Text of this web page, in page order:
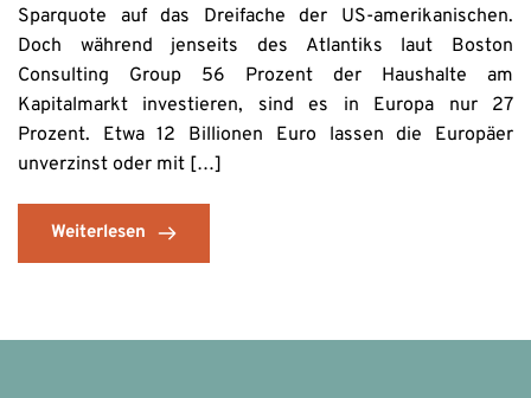
Sparquote auf das Dreifache der US-amerikanischen.
Doch während jenseits des Atlantiks laut Boston
Consulting Group 56 Prozent der Haushalte am
Kapitalmarkt investieren, sind es in Europa nur 27
Prozent. Etwa 12 Billionen Euro lassen die Europäer
unverzinst oder mit […]
Weiterlesen